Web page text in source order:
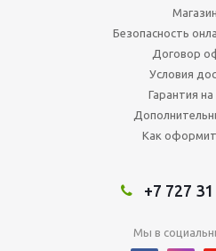
Безопасность
Договор
Условия
Гарантия
Как
+7 727
Мы в